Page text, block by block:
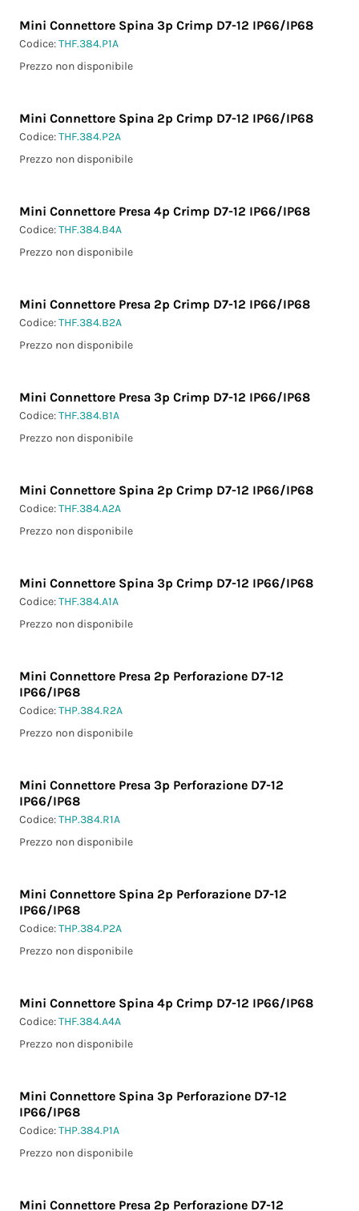
Mini Connettore Spina 3p Crimp D7-12 IP66/IP68
Codice:THF.384.P1A
Prezzo non disponibile
Mini Connettore Spina 2p Crimp D7-12 IP66/IP68
Codice:THF.384.P2A
Prezzo non disponibile
Mini Connettore Presa 4p Crimp D7-12 IP66/IP68
Codice:THF.384.B4A
Prezzo non disponibile
Mini Connettore Presa 2p Crimp D7-12 IP66/IP68
Codice:THF.384.B2A
Prezzo non disponibile
Mini Connettore Presa 3p Crimp D7-12 IP66/IP68
Codice:THF.384.B1A
Prezzo non disponibile
Mini Connettore Spina 2p Crimp D7-12 IP66/IP68
Codice:THF.384.A2A
Prezzo non disponibile
Mini Connettore Spina 3p Crimp D7-12 IP66/IP68
Codice:THF.384.A1A
Prezzo non disponibile
Mini Connettore Presa 2p Perforazione D7-12
IP66/IP68
Codice:THP.384.R2A
Prezzo non disponibile
Mini Connettore Presa 3p Perforazione D7-12
IP66/IP68
Codice:THP.384.R1A
Prezzo non disponibile
Mini Connettore Spina 2p Perforazione D7-12
IP66/IP68
Codice:THP.384.P2A
Prezzo non disponibile
Mini Connettore Spina 4p Crimp D7-12 IP66/IP68
Codice:THF.384.A4A
Prezzo non disponibile
Mini Connettore Spina 3p Perforazione D7-12
IP66/IP68
Codice:THP.384.P1A
Prezzo non disponibile
Mini Connettore Presa 2p Perforazione D7-12